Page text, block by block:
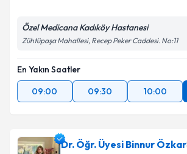
Özel Medicana Kadıköy Hastanesi
Zühtüpaşa Mahallesi, Recep Peker Caddesi. No:11
En Yakın Saatler
09:00
09:30 10:00
Dr. Öğr. Üyesi Binnur Özkar